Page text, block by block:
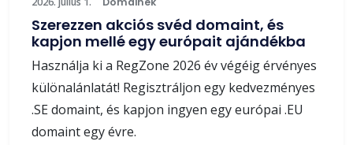
Szerezzen akciós svéd domaint, és
kapjon mellé egy európait ajándékba
Használja ki a RegZone 2026 év végéig érvényes
különalánlatát! Regisztráljon egy kedvezményes
.SE domaint, és kapjon ingyen egy európai .EU
domaint egy évre.